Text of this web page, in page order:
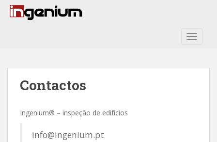
Contactos
Ingenium® – inspeção de edifícios
info@ingenium.pt